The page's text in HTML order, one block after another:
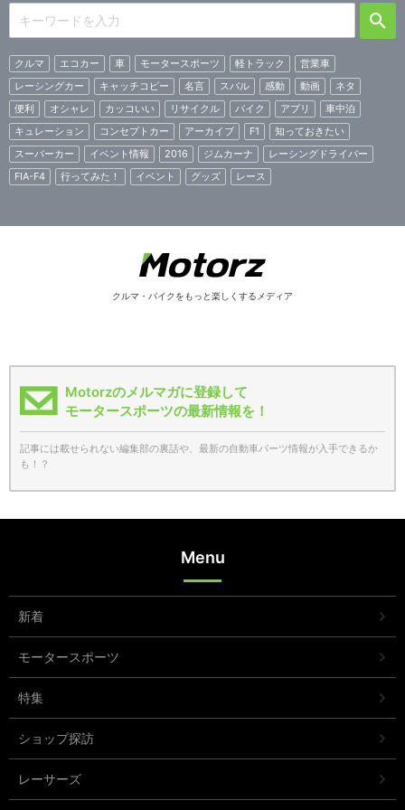
クルマ エコカー 車 モータースポーツ 軽トラック
営業車
レーシングカー
キャッチコピー 名言 スバル 感動 動画
ネタ
便利
オシャレ カッコいい リサイクル バイク アプリ
車中泊
キュレーション
コンセプトカー アーカイブ F1
知っておきたい
スーパーカー
イベント情報 2016 ジムカーナ
レーシングドライバー
FIA-F4
行ってみた！ イベント グッズ レース
クルマ・バイクをもっと楽しくするメディア
Motorzのメルマガに登録して
モータースポーツの最新情報を！
記事には載せられない編集部の裏話や、最新の自動車パーツ情報が入手できるか
も！？
Menu
新着
モータースポーツ
特集
ショップ探訪
レーサーズ